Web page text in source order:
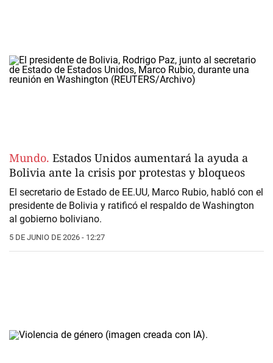
Mundo. Estados Unidos aumentará la ayuda a
Bolivia ante la crisis por protestas y bloqueos
El secretario de Estado de EE.UU, Marco Rubio, habló con el
presidente de Bolivia y ratificó el respaldo de Washington
al gobierno boliviano.
5 DE JUNIO DE 2026 - 12:27